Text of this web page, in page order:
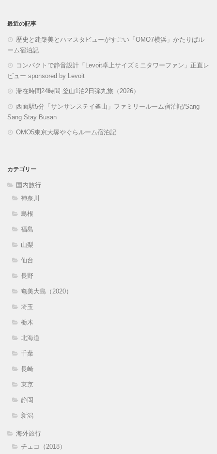
最近の記事
歴史と建築美とハマスタビューがすごい「OMO7横浜」かたりばル
ーム宿泊記
コンパクトで静音設計「Levoit卓上サイズミニタワーファン」正直レ
ビュー sponsored by Levoit
滞在時間24時間 釜山1泊2日弾丸旅（2026）
西面駅5分「サンサンステイ釜山」ファミリールーム宿泊記/Sang
Sang Stay Busan
OMO5東京大塚やぐらルーム宿泊記
カテゴリー
国内旅行
神奈川
島根
福島
山梨
仙台
長野
奄美大島（2020）
埼玉
栃木
北海道
千葉
長崎
東京
静岡
新潟
海外旅行
チェコ（2018）